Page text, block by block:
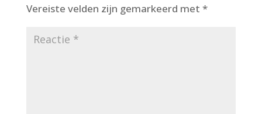
Vereiste velden zijn gemarkeerd met *